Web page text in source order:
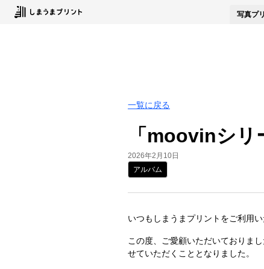
写真プ
一覧に戻る
「moovinシ
2026年2月10日
アルバム
いつもしまうまプリントをご利用
この度、ご愛顧いただいておりま
せていただくこととなりました。